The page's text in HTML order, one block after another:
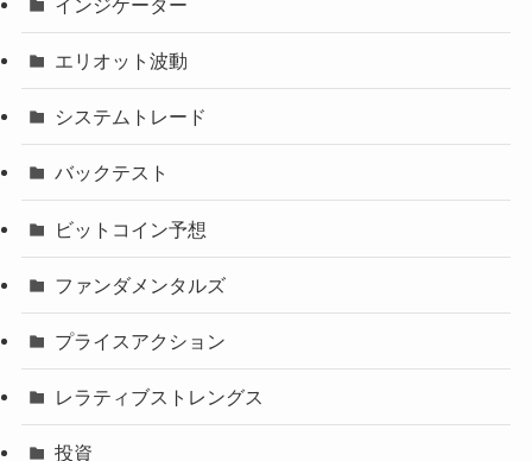
インジケーター
エリオット波動
システムトレード
バックテスト
ビットコイン予想
ファンダメンタルズ
プライスアクション
レラティブストレングス
投資